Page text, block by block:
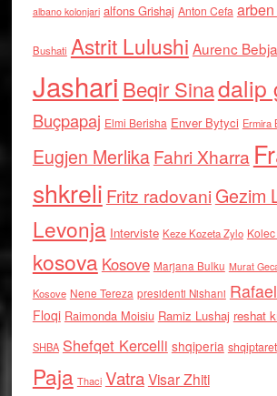
albano kolonjari alfons Grishaj Anton Cefa
Bushati Astrit Lulushi Aurenc Bebja
Jashari Beqir Sinadalip
Buçpapaj Elmi Berisha Enver Bytyci Ermira
Eugjen MerlikaFahri Xharra
shkreli Fritz radovaniGezim
Levonja Interviste Keze Kozeta Zylo
kosova Kosove Marjana Bulku Murat
Kosove Nene Tereza presidenti Nishani
Floqi Raimonda Moisiu Ramiz Lushaj reshat
SHBA Shefqet Kercelli shqiperia shqiptaret
Paja Thaci VatraVisar Zhiti